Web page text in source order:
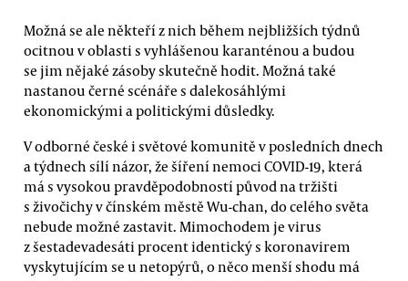
Možná se ale někteří z nich během nejbližších týdnů
ocitnou v oblasti s vyhlášenou karanténou a budou
se jim nějaké zásoby skutečně hodit. Možná také
nastanou černé scénáře s dalekosáhlými
ekonomickými a politickými důsledky.
V odborné české i světové komunitě v posledních dnech
a týdnech sílí názor, že šíření nemoci COVID-19, která
má s vysokou pravděpodobností původ na tržišti
s živočichy v čínském městě Wu-chan, do celého světa
nebude možné zastavit. Mimochodem je virus
z šestadevadesáti procent identický s koronavirem
vyskytujícím se u netopýrů, o něco menší shodu má